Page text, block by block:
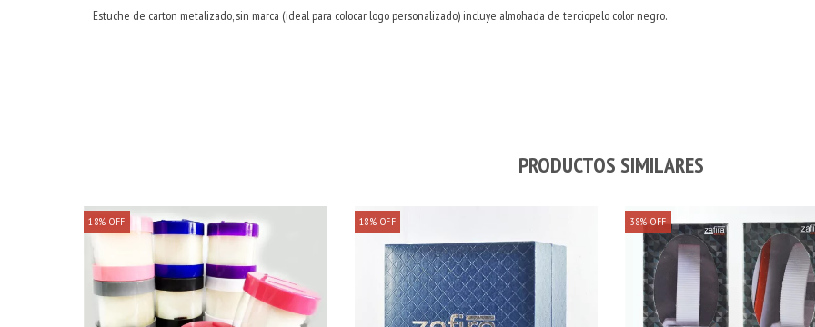
Estuche de carton metalizado, sin marca (ideal para colocar logo personalizado) incluye almohada de terciopelo color negro.
PRODUCTOS SIMILARES
18% OFF 18% OFF 38% OFF